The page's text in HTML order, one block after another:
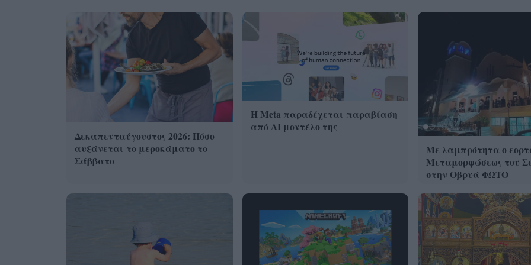
Δεκαπενταύγουστος 2026: Πόσο
αυξάνεται το μεροκάματο το
Σάββατο
Η Meta παραδέχεται παραβίαση
από AI μοντέλο της
Με λαμπρότητα ο
Μεταμορφώσεως του
στην Οβρυά ΦΩΤΟ